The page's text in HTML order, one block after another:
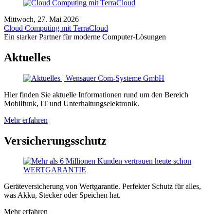
Mittwoch, 27. Mai 2026
Cloud Computing mit TerraCloud
Ein starker Partner für moderne Computer-Lösungen
Aktuelles
Hier finden Sie aktuelle Informationen rund um den Bereich
Mobilfunk, IT und Unterhaltungselektronik.
Mehr erfahren
Versicherungsschutz
Geräteversicherung von Wertgarantie. Perfekter Schutz für alles,
was Akku, Stecker oder Speichen hat.
Mehr erfahren